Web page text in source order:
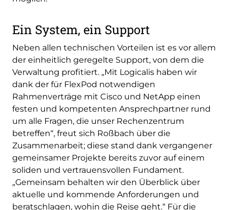
Ein System, ein Support
Neben allen technischen Vorteilen ist es vor allem
der einheitlich geregelte Support, von dem die
Verwaltung profitiert. „Mit Logicalis haben wir
dank der für FlexPod notwendigen
Rahmenverträge mit Cisco und NetApp einen
festen und kompetenten Ansprechpartner rund
um alle Fragen, die unser Rechenzentrum
betreffen“, freut sich Roßbach über die
Zusammenarbeit; diese stand dank vergangener
gemeinsamer Projekte bereits zuvor auf einem
soliden und vertrauensvollen Fundament.
„Gemeinsam behalten wir den Überblick über
aktuelle und kommende Anforderungen und
beratschlagen, wohin die Reise geht.“ Für die